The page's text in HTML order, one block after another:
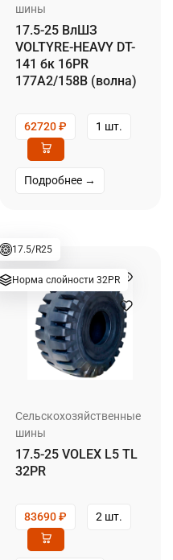
шины
17.5-25 ВлШЗ
VOLTYRE-HEAVY DT-
141 бк 16PR
177A2/158B (волна)
62720₽ 1 шт.
Подробнее →
17.5/R25
Норма слойности 32PR
Сельскохозяйственные
шины
17.5-25 VOLEX L5 TL
32PR
83690₽ 2 шт.